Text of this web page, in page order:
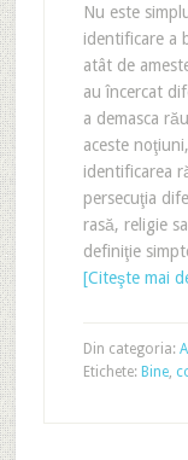
Nu este
identificare a
atât de
au încercat
a demasca
aceste
identificarea
persecuţia
rasă, religie
definiţie
[Citeşte mai
Din categoria:
Etichete: Bine,